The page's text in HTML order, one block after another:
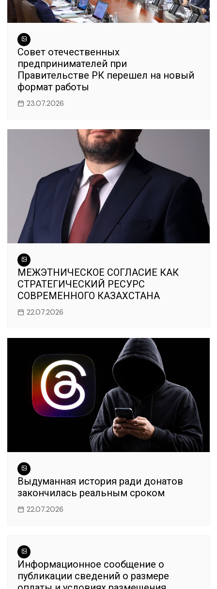
Совет отечественных
предпринимателей при
Правительстве РК перешел на новый
формат работы
23.07.2026
МЕЖЭТНИЧЕСКОЕ СОГЛАСИЕ КАК
СТРАТЕГИЧЕСКИЙ РЕСУРС
СОВРЕМЕННОГО КАЗАХСТАНА
22.07.2026
Выдуманная история ради донатов
закончилась реальным сроком
22.07.2026
Информационное сообщение о
публикации сведений о размере